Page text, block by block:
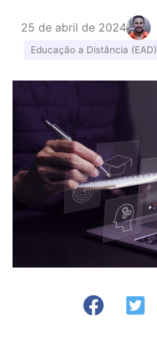
25 de abril de 2024
Educação a Distância (EAD)